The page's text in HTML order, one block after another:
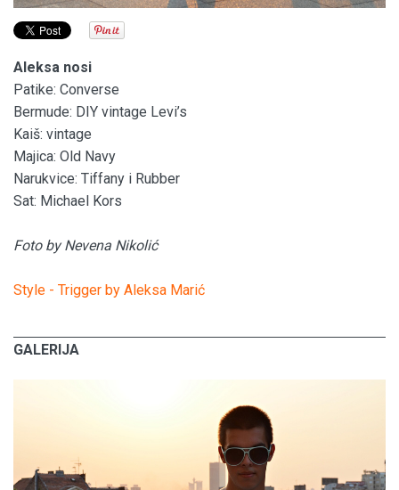
Aleksa nosi
Patike: Converse
Bermude: DIY vintage Levi’s
Kaiš: vintage
Majica: Old Navy
Narukvice: Tiffany i Rubber
Sat: Michael Kors
Foto by Nevena Nikolić
Style - Trigger by Aleksa Marić
GALERIJA